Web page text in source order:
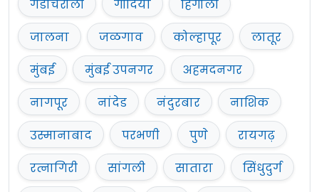
गडचिरोली
गोंदिया
हिंगोली
जालना
जळगाव कोल्हापूर
लातूर
मुंबई
मुंबई उपनगर
अहमदनगर
नागपूर
नांदेड नंदुरबार
नाशिक
उस्मानाबाद
परभणी पुणे
रायगढ़
रत्नागिरी
सांगली सातारा
सिंधुदुर्ग